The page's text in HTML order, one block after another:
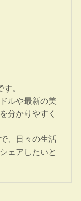
。
ルや最新の美
分かりやすく
、日々の生活
ェアしたいと